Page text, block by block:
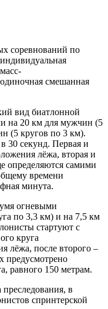
соревнований по
одиночная смешанная
вид биатлонной
на 20 км для мужчин (5
(5 кругов по 3 км).
30 секунд. Первая и
лёжа, вторая и
определяются самими
времени
минута.
огневыми
по 3,3 км) и на 7,5 км
стартуют с
круга
лёжа, после второго –
предусмотрено
равного 150 метрам.
в
спринтерской